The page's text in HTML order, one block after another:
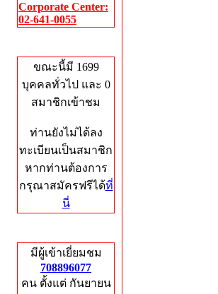
Corporate Center:
02-641-0055
ขณะนี้มี 1699
บุคคลทั่วไป และ 0
สมาชิกเข้าชม
ท่านยังไม่ได้ลง
ทะเบียนเป็นสมาชิก
หากท่านต้องการ
กรุณาสมัครฟรีได้ที่
นี่
มีผู้เข้าเยี่ยมชม
708896077
คน ตั้งแต่ กันยายน